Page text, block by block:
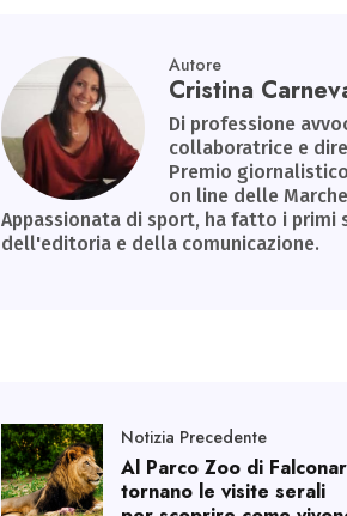
Autore
Cristina
Di professione
collaboratrice e
Premio
on line delle
Appassionata di sport, ha fatto i primi
dell'editoria e della comunicazione.
Notizia Precedente
Al Parco Zoo di
tornano le visite serali